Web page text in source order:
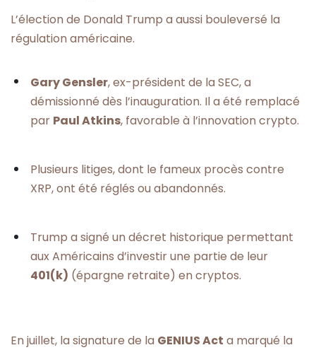
L’élection de Donald Trump a aussi bouleversé la
régulation américaine.
Gary Gensler, ex-président de la SEC, a
démissionné dès l’inauguration. Il a été remplacé
par Paul Atkins, favorable à l’innovation crypto.
Plusieurs litiges, dont le fameux procès contre
XRP, ont été réglés ou abandonnés.
Trump a signé un décret historique permettant
aux Américains d’investir une partie de leur
401(k) (épargne retraite) en cryptos.
En juillet, la signature de la GENIUS Act a marqué la